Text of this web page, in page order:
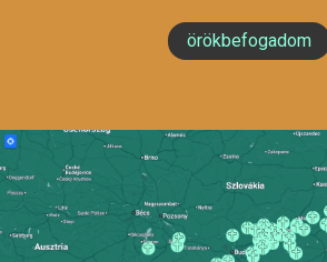
örökbefogadom